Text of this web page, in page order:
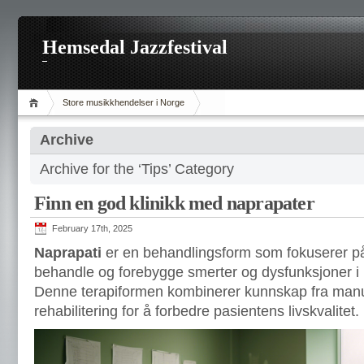
Hemsedal Jazzfestival
Store musikkhendelser i Norge
Archive
Archive for the ‘Tips’ Category
Finn en god klinikk med naprapater
February 17th, 2025
Naprapati er en behandlingsform som fokuserer
behandle og forebygge smerter og dysfunksjoner
Denne terapiformen kombinerer kunnskap fra
rehabilitering for å forbedre pasientens livskvalitet.